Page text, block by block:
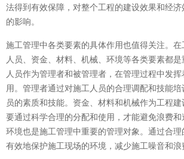
法得到有效保障，对整个工程的建设效果和经
的影响。
施工管理中各类要素的具体作用也值得关注。在
人员、资金、材料、机械、环境等各类要素都是
人员作为管理者和被管理者，在管理过程中发
用。管理者通过对施工人员的合理调配和技能
员的素质和技能。资金、材料和机械作为工程
要通过科学合理的分配和使用，才能避免浪费和
环境也是施工管理中重要的管理对象。通过合
有效地保护施工现场的环境，减少施工噪音和浪